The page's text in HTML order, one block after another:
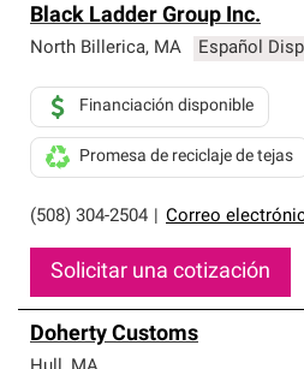
Black Ladder Group Inc.
North Billerica, MA Español
(508) 304-2504 Correo
Financiación disponible
Promesa de reciclaje de tejas
Solicitar una cotización
Doherty Customs